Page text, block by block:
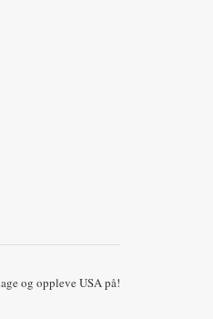
og oppleve USA på!